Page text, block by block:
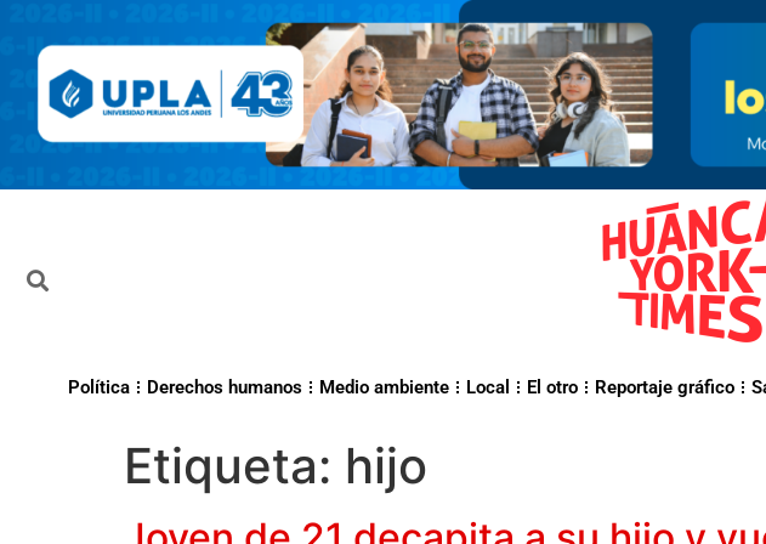
Política Derechos humanos Medio ambiente Local El otro Reportaje gráfico
Etiqueta: hijo